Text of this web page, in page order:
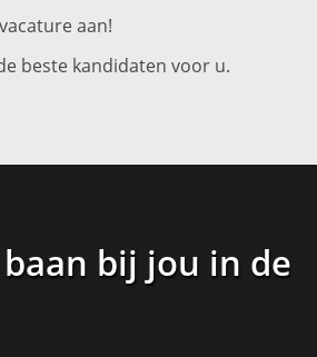
aan!
beste kandidaten voor u.
bij jou in de